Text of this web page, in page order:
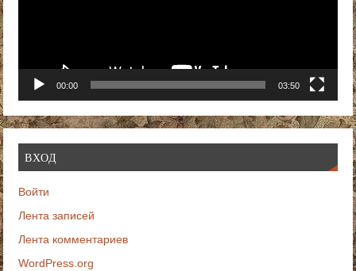
00:00 03:50
ВХОД
Войти
Лента записей
Лента комментариев
WordPress.org